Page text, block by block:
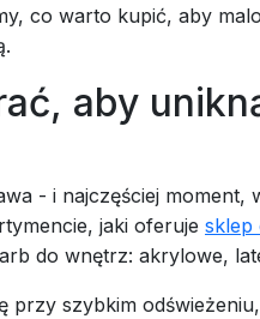
co warto kupić, aby
aby
- i najczęściej moment,
jaki oferuje sklep
do wnętrz: akrylowe,
przy szybkim